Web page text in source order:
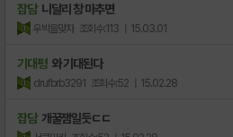
잡담 니달리 창 마추면
우박을맞자 조회수:113 | 15.03.01
기대평 와 기대된다
drufbrb3291 조회수:52 | 15.02.28
잡담 개꿀잼일듯ㄷㄷ